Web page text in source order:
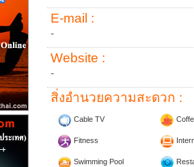
E-mail :
-
Website :
-
สิ่งอำนวยความสะดวก :
Cable TV
Fitness
Swimming Pool